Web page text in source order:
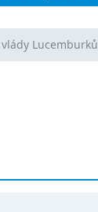
Lucemburků